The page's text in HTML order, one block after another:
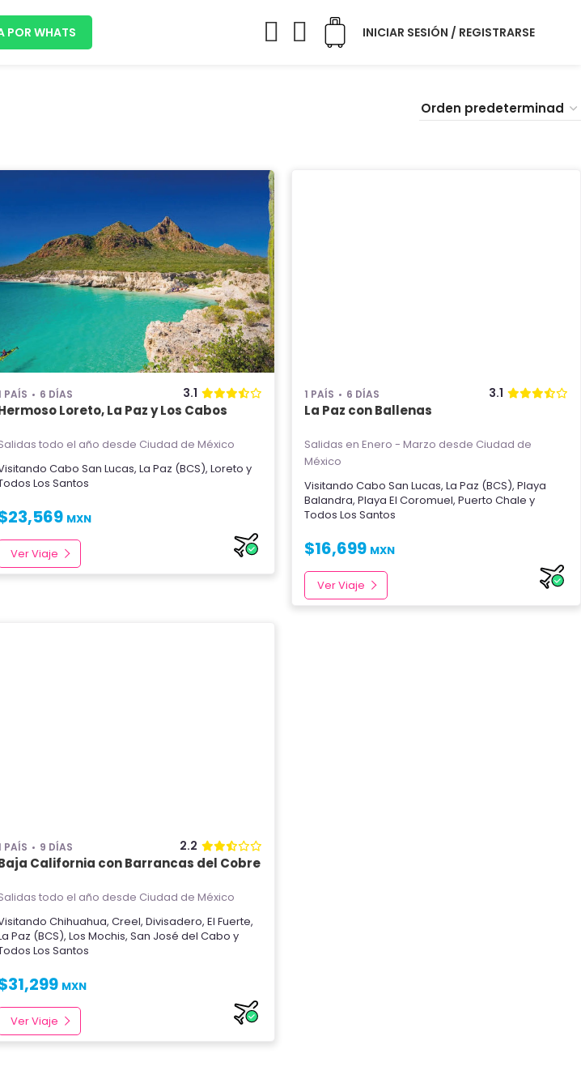
POR WHATS INICIAR SESIÓN / REGISTRARSE
PAÍS 6 DÍAS 3.1
Loreto, La Paz y Los Cabos
todo el año desde Ciudad de México
Cabo San Lucas,La Paz (BCS),Loreto y
Los Santos
23,569 MXN
Ver Viaje
1 PAÍS 6 DÍAS 3.1
La Paz con Ballenas
Salidas en Enero - Marzo desde Ciudad de
México
Visitando Cabo San Lucas, La Paz (BCS), Playa
Balandra, Playa El Coromuel, Puerto Chale y
Todos Los Santos
$16,699 MXN
Ver Viaje
PAÍS 9 DÍAS 2.2
California con Barrancas del Cobre
todo el año desde Ciudad de México
Chihuahua,Creel,Divisadero,El Fuerte,
Paz (BCS),Los Mochis,San José del Cabo y
Los Santos
31,299 MXN
Ver Viaje